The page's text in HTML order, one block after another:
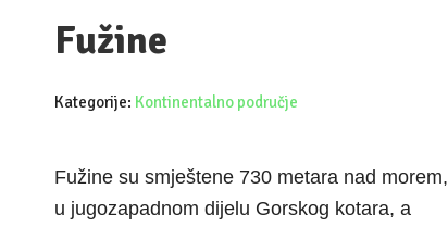
Fužine
Kategorije: Kontinentalno područje
Fužine su smještene 730 metara nad morem,
u jugozapadnom dijelu Gorskog kotara, a